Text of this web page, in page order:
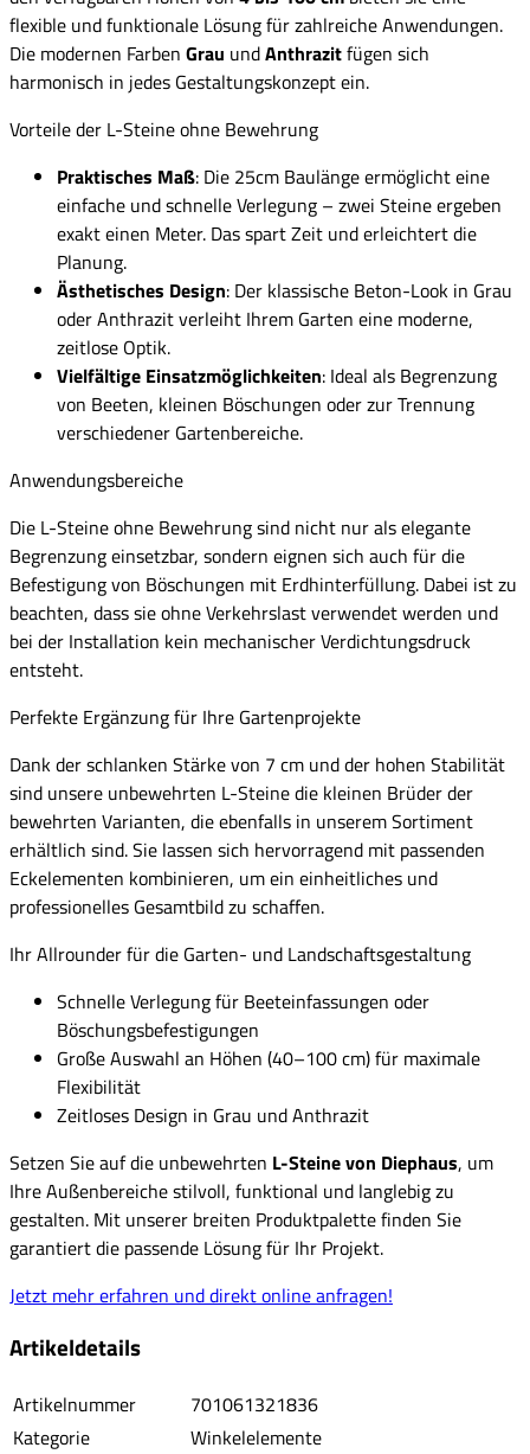
flexible und funktionale Lösung für zahlreiche Anwendungen.
Die modernen Farben Grau undAnthrazitfügen sich
harmonisch in jedes Gestaltungskonzept ein.
Vorteile der L-Steine ohne Bewehrung
Praktisches Maß: Die 25cm Baulänge ermöglicht eine
einfache und schnelle Verlegung – zwei Steine ergeben
exakt einen Meter. Das spart Zeit und erleichtert die
Planung.
Ästhetisches Design: Der klassische Beton-Look in Grau
oder Anthrazit verleiht Ihrem Garten eine moderne,
zeitlose Optik.
Vielfältige Einsatzmöglichkeiten: Ideal als Begrenzung
von Beeten, kleinen Böschungen oder zur Trennung
verschiedener Gartenbereiche.
Anwendungsbereiche
Die L-Steine ohne Bewehrung sind nicht nur als elegante
Begrenzung einsetzbar, sondern eignen sich auch für die
Befestigung von Böschungen mit Erdhinterfüllung. Dabei ist zu
beachten, dass sie ohne Verkehrslast verwendet werden und
bei der Installation kein mechanischer Verdichtungsdruck
entsteht.
Perfekte Ergänzung für Ihre Gartenprojekte
Dank der schlanken Stärke von 7 cm und der hohen Stabilität
sind unsere unbewehrten L-Steine die kleinen Brüder der
bewehrten Varianten, die ebenfalls in unserem Sortiment
erhältlich sind. Sie lassen sich hervorragend mit passenden
Eckelementen kombinieren, um ein einheitliches und
professionelles Gesamtbild zu schaffen.
Ihr Allrounder für die Garten- und Landschaftsgestaltung
Schnelle Verlegung für Beeteinfassungen oder
Böschungsbefestigungen
Große Auswahl an Höhen (40–100 cm) für maximale
Flexibilität
Zeitloses Design in Grau und Anthrazit
Setzen Sie auf die unbewehrten L-Steine von Diephaus, um
Ihre Außenbereiche stilvoll, funktional und langlebig zu
gestalten. Mit unserer breiten Produktpalette finden Sie
garantiert die passende Lösung für Ihr Projekt.
Jetzt mehr erfahren und direkt online anfragen!
Artikeldetails
Artikelnummer
701061321836
Kategorie
Winkelelemente